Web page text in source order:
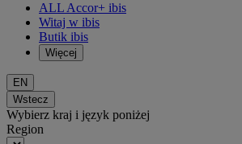
ALL Accor+ ibis
Witaj w ibis
Butik ibis
Więcej
EN
Wstecz
Wybierz kraj i język poniżej
Region